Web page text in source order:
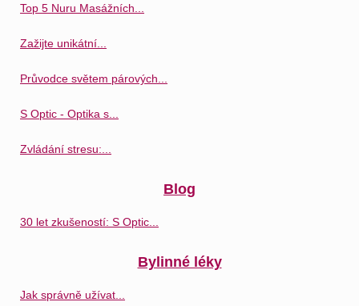
Top 5 Nuru Masážních...
Zažijte unikátní...
Průvodce světem párových...
S Optic - Optika s...
Zvládání stresu:...
Blog
30 let zkušeností: S Optic...
Bylinné léky
Jak správně užívat...